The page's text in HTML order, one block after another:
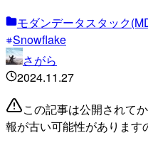
モダンデータスタック
Snowflake
さがら
2024.11.27
この記事は公開されて
報が古い可能性があります